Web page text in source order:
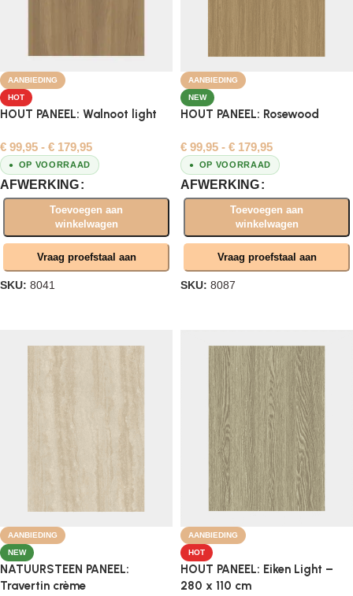
AANBIEDING
HOT
HOUT PANEEL: Walnoot light
€ 99,95 - € 179,95
OP VOORRAAD
AFWERKING
Toevoegen aan
winkelwagen
Vraag proefstaal aan
SKU: 8041
AANBIEDING
NEW
HOUT PANEEL: Rosewood
€ 99,95 - € 179,95
OP VOORRAAD
AFWERKING
Toevoegen aan
winkelwagen
Vraag proefstaal aan
SKU: 8087
AANBIEDING
NEW
NATUURSTEEN PANEEL:
Travertin crème
AANBIEDING
HOT
HOUT PANEEL: Eiken Light –
280 x 110 cm